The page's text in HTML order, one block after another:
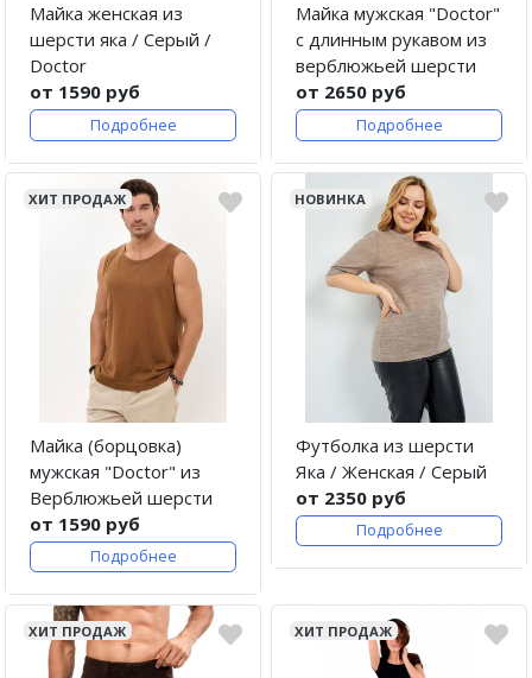
Майка женская из
шерсти яка / Серый /
Doctor
от 1590 руб
Подробнее
Майка мужская "Doctor"
с длинным рукавом из
верблюжьей шерсти
от 2650 руб
Подробнее
ХИТ ПРОДАЖ
Майка (борцовка)
мужская "Doctor" из
Верблюжьей шерсти
от 1590 руб
Подробнее
НОВИНКА
Футболка из шерсти
Яка / Женская / Серый
от 2350 руб
Подробнее
ХИТ ПРОДАЖ ХИТ ПРОДАЖ